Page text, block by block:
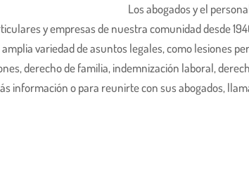
Los abogados y el
y empresas de nuestra comunidad desde
variedad de asuntos legales, como lesiones
derecho de familia, indemnización laboral,
información o para reunirte con sus abogados,